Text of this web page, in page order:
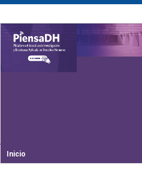
Inicio